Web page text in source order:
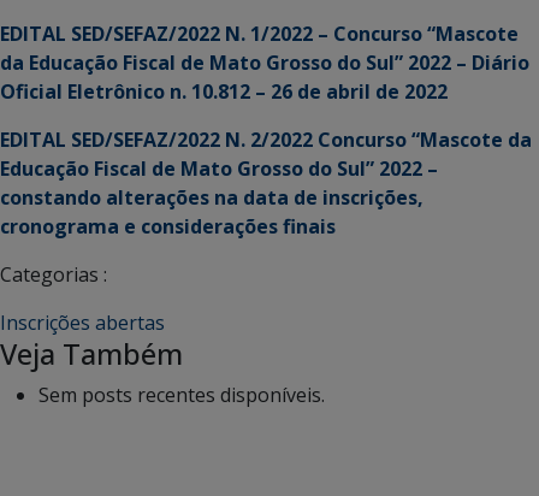
EDITAL SED/SEFAZ/2022 N. 1/2022 – Concurso “Mascote
da Educação Fiscal de Mato Grosso do Sul” 2022 – Diário
Oficial Eletrônico n. 10.812 – 26 de abril de 2022
EDITAL SED/SEFAZ/2022 N. 2/2022 Concurso “Mascote da
Educação Fiscal de Mato Grosso do Sul” 2022 –
constando alterações na data de inscrições,
cronograma e considerações finais
Categorias :
Inscrições abertas
Veja Também
Sem posts recentes disponíveis.